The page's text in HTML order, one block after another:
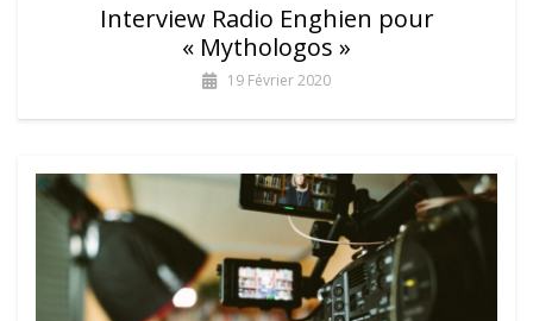
Interview Radio Enghien pour
« Mythologos »
19 Février 2020